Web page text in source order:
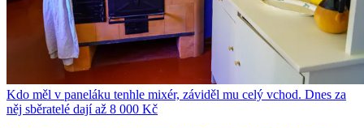
Kdo měl v paneláku tenhle mixér, záviděl mu celý vchod. Dnes za
něj sběratelé dají až 8 000 Kč